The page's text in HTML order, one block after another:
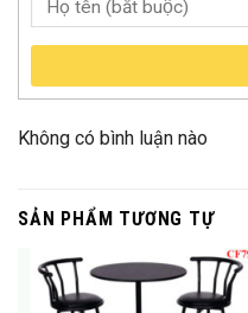
Không có bình luận nào
SẢN PHẨM TƯƠNG TỰ